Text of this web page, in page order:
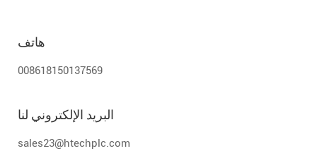
هاتف
008618150137569
البريد الإلكتروني لنا
sales23@htechplc.com